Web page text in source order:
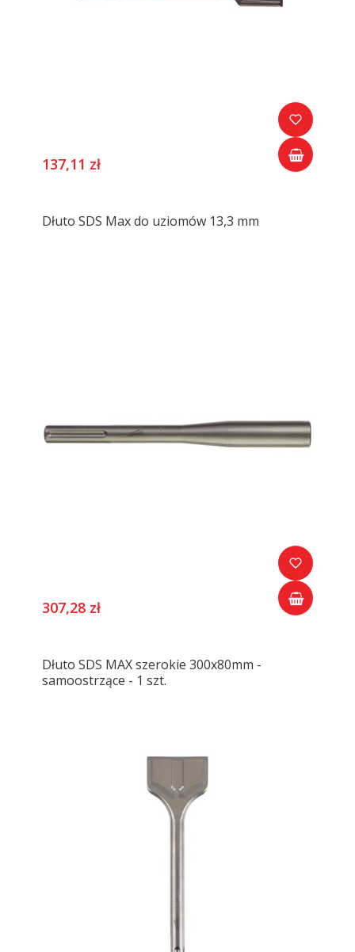
137,11 zł
Dłuto SDS Max do uziomów 13,3 mm
307,28 zł
Dłuto SDS MAX szerokie 300x80mm -
samoostrzące - 1 szt.